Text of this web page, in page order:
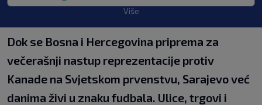
Više
Dok se Bosna i Hercegovina priprema za
večerašnji nastup reprezentacije protiv
Kanade na Svjetskom prvenstvu, Sarajevo već
danima živi u znaku fudbala. Ulice, trgovi i